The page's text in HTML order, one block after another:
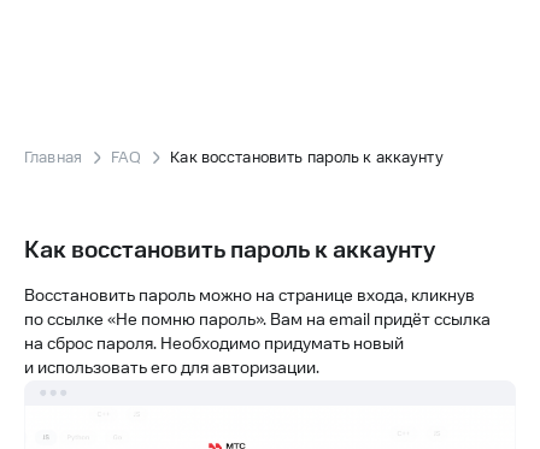
Главная FAQ Как восстановить пароль к аккаунту
Как восстановить пароль к аккаунту
Восстановить пароль можно на странице входа, кликнув
по ссылке «Не помню пароль». Вам на email придёт ссылка
на сброс пароля. Необходимо придумать новый
и использовать его для авторизации.